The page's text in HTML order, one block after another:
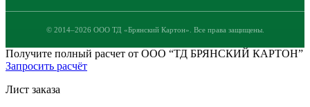
© 2014–2026 ООО ТД «Брянский Картон». Все права защищены.
Получите полный расчет от ООО “ТД БРЯНСКИЙ КАРТОН”
Запросить расчёт
Лист заказа